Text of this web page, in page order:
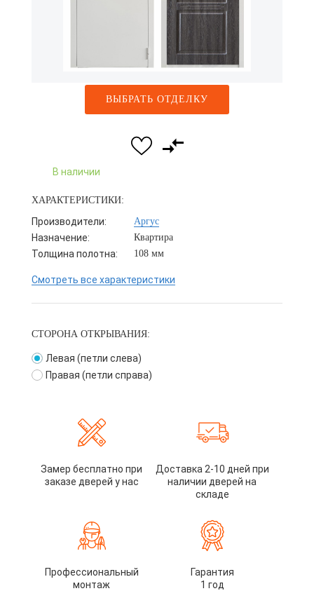
ВЫБРАТЬ ОТДЕЛКУ
В наличии
ХАРАКТЕРИСТИКИ:
Производители: Аргус
Назначение: Квартира
Толщина полотна: 108 мм
Смотреть все характеристики
СТОРОНА ОТКРЫВАНИЯ:
Левая (петли слева)
Правая (петли справа)
Замер бесплатно при
заказе дверей у нас
Доставка 2-10 дней при
наличии дверей на
складе
Профессиональный
монтаж
Гарантия
1 год